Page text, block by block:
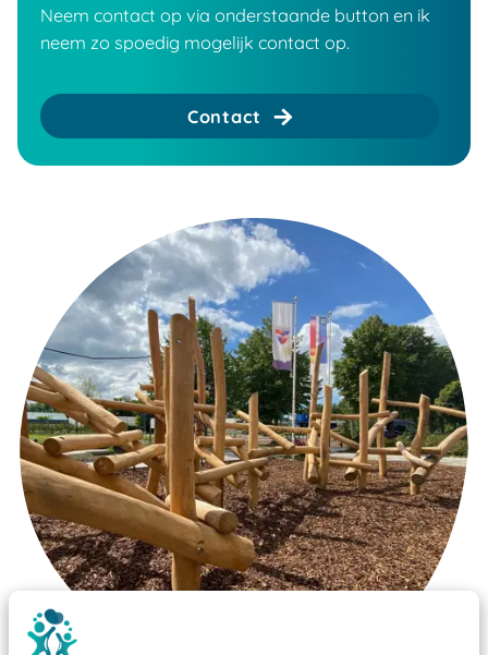
Neem contact op via onderstaande button en ik
neem zo spoedig mogelijk contact op.
Contact